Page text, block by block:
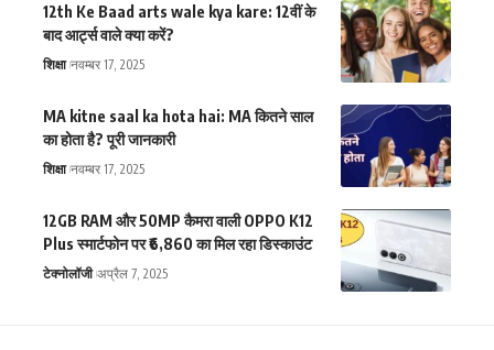
12th Ke Baad arts wale kya kare: 12वीं के
बाद आर्ट्स वाले क्या करें?
शिक्षा नवम्बर 17, 2025
MA kitne saal ka hota hai: MA कितने साल
का होता है? पूरी जानकारी
शिक्षा नवम्बर 17, 2025
12GB RAM और 50MP कैमरा वाली OPPO K12
Plus स्मार्टफोन पर ₹6,860 का मिल रहा डिस्काउंट
टेक्नोलॉजी अप्रैल 7, 2025